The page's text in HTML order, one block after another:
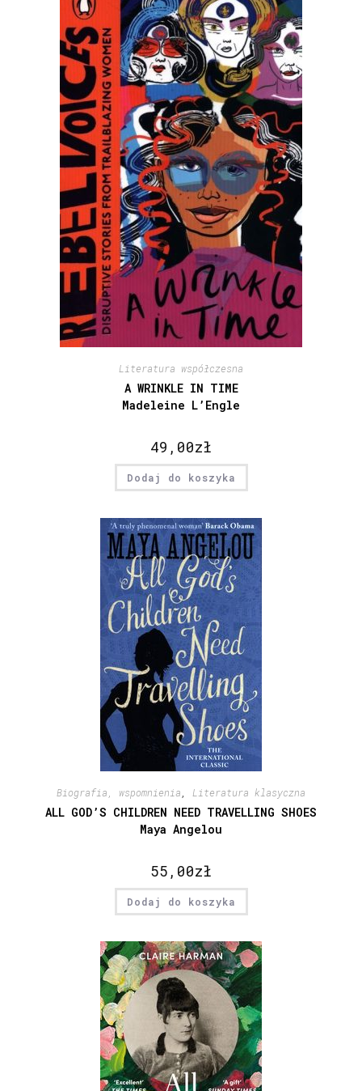
Literatura współczesna
A WRINKLE IN TIME
Madeleine L’Engle
49,00zł
Dodaj do koszyka
Biografia, wspomnienia Literatura klasyczna
ALL GOD’S CHILDREN NEED TRAVELLING SHOES
Maya Angelou
55,00zł
Dodaj do koszyka